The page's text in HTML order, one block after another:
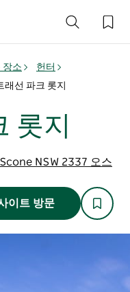
장소
헌터
래선 파크 롯지
롯지
NSW 2337 오스
이트 방문